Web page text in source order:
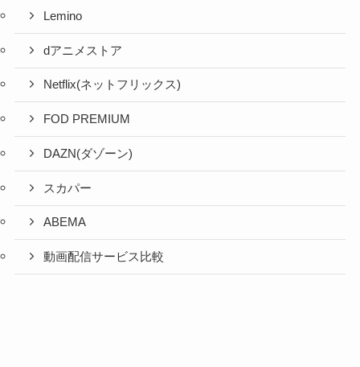
Lemino
dアニメストア
Netflix(ネットフリックス)
FOD PREMIUM
DAZN(ダゾーン)
スカパー
ABEMA
動画配信サービス比較